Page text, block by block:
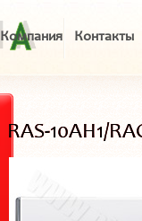
Компания Контакты
RAS-10AH1/